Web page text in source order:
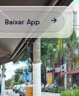
Baixar App